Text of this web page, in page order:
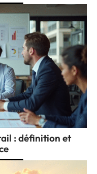
: définition et